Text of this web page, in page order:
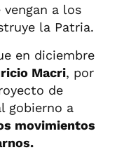
a los
la Patria.
en diciembre
Macri, por
de
gobierno a
movimientos